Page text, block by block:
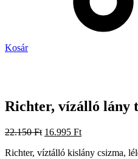
Kosár
Richter, vízálló lány
22.150Ft Original
was:
16.995 FtCurrent
is:
Richter, víztálló kislány csizma,